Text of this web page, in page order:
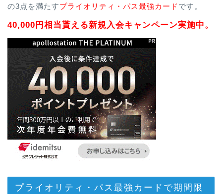
の3点を満たすプライオリティ・パス最強カード です。
40,000円相当貰える新規入会キャンペーン実施中。
プライオリティ・パス最強カードで期間限